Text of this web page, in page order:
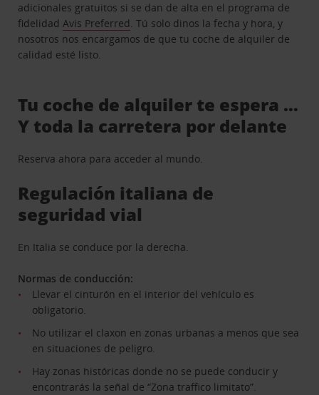
adicionales gratuitos si se dan de alta en el programa de
fidelidadAvis Preferred. Tú solo dinos la fecha y hora, y
nosotros nos encargamos de que tu coche de alquiler de
calidad esté listo.
Tu coche de alquiler te espera …
Y toda la carretera por delante
Reserva ahora para acceder al mundo.
Regulación italiana de
seguridad vial
En Italia se conduce por la derecha.
Normas de conducción:
Llevar el cinturón en el interior del vehículo es
obligatorio.
No utilizar el claxon en zonas urbanas a menos que sea
en situaciones de peligro.
Hay zonas históricas donde no se puede conducir y
encontrarás la señal de “Zona traffico limitato”.